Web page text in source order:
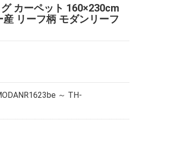
カーペット 160×230cm
リーフ柄 モダンリーフ
～ TH-